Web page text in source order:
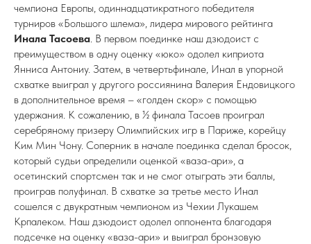
чемпиона Европы, одиннадцатикратного победителя
турниров «Большого шлема», лидера мирового рейтинга
Инала Тасоева. В первом поединке наш дзюдоист с
преимуществом в одну оценку «юко» одолел киприота
Янниса Антониу. Затем, в четвертьфинале, Инал в упорной
схватке выиграл у другого россиянина Валерия Ендовицкого
в дополнительное время – «голден скор» с помощью
удержания. К сожалению, в ½ финала Тасоев проиграл
серебряному призеру Олимпийских игр в Париже, корейцу
Ким Мин Чону. Соперник в начале поединка сделал бросок,
который судьи определили оценкой «ваза-ари», а
осетинский спортсмен так и не смог отыграть эти баллы,
проиграв полуфинал. В схватке за третье место Инал
сошелся с двукратным чемпионом из Чехии Лукашем
Крпалеком. Наш дзюдоист одолел оппонента благодаря
подсечке на оценку «ваза-ари» и выиграл бронзовую